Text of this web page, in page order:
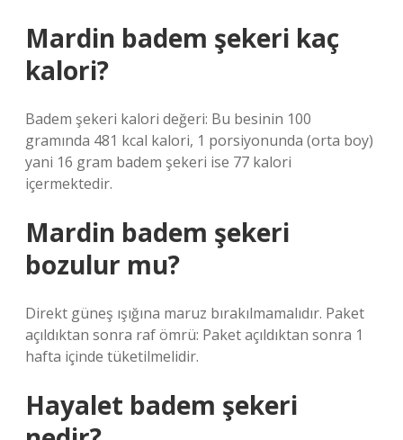
Mardin badem şekeri kaç
kalori?
Badem şekeri kalori değeri: Bu besinin 100
gramında 481 kcal kalori, 1 porsiyonunda (orta boy)
yani 16 gram badem şekeri ise 77 kalori
içermektedir.
Mardin badem şekeri
bozulur mu?
Direkt güneş ışığına maruz bırakılmamalıdır. Paket
açıldıktan sonra raf ömrü: Paket açıldıktan sonra 1
hafta içinde tüketilmelidir.
Hayalet badem şekeri